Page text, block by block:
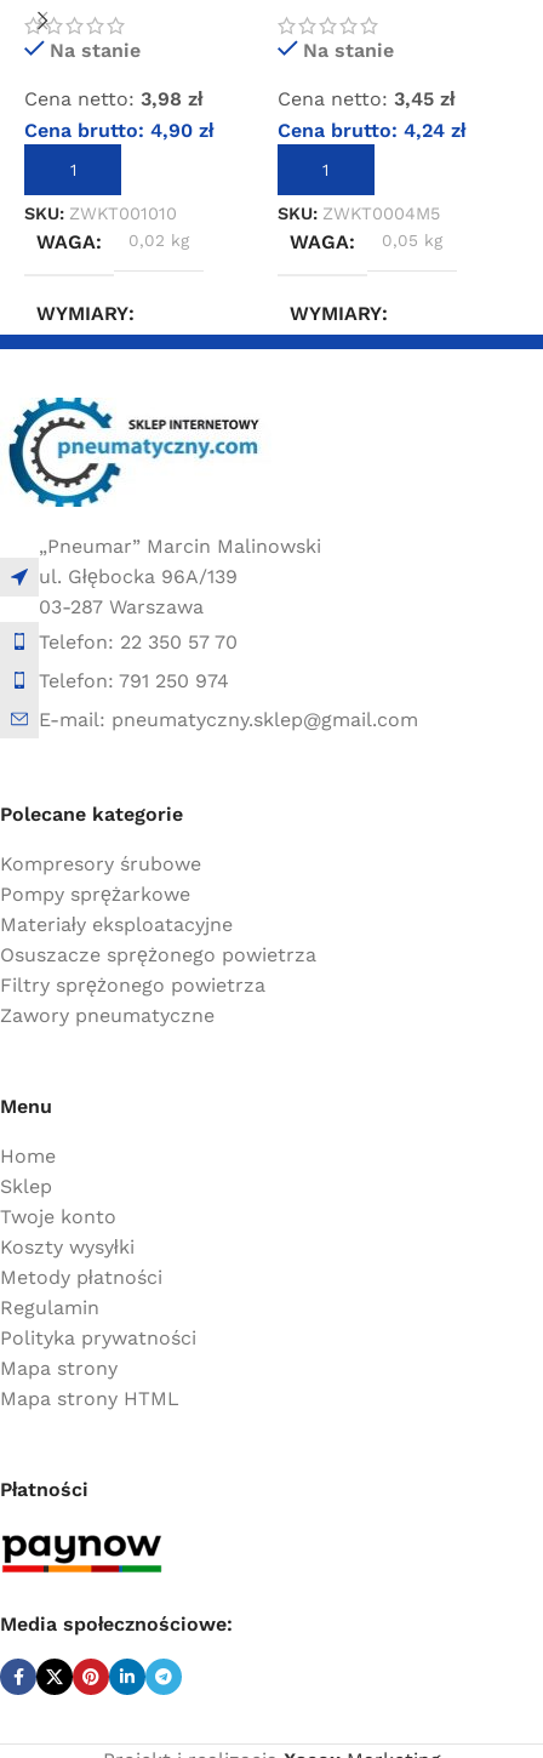
Na stanie
Cena netto: 3,98 zł
Cena brutto: 4,90 zł
DODAJ DO KOSZYKA
SKU: ZWKT001010
WAGA 0,02 kg
WYMIARY
GZ
Na stanie
Cena netto: 3,45 zł
Cena brutto: 4,24 zł
DODAJ DO KOSZYKA
SKU: ZWKT0004M5
WAGA 0,05 kg
WYMIARY
„Pneumar” Marcin Malinowski
ul. Głębocka 96A/139
03-287 Warszawa
Telefon: 22 350 57 70
Telefon: 791 250 974
E-mail: pneumatyczny.sklep@gmail.com
Polecane kategorie
Kompresory śrubowe
Pompy sprężarkowe
Materiały eksploatacyjne
Osuszacze sprężonego powietrza
Filtry sprężonego powietrza
Zawory pneumatyczne
Menu
Home
Sklep
Twoje konto
Koszty wysyłki
Metody płatności
Regulamin
Polityka prywatności
Mapa strony
Mapa strony HTML
Płatności
Media społecznościowe: